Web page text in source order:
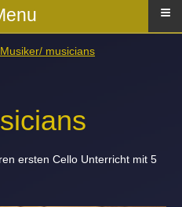
≡
Musiker/ musicians
ersten Cello Unterricht mit 5